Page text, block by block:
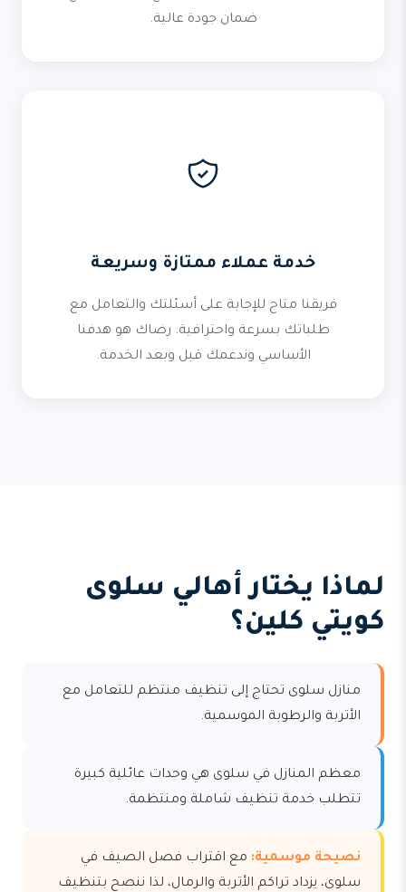
ضمان جودة عالية.
خدمة عملاء ممتازة وسريعة
فريقنا متاح للإجابة على أسئلتك والتعامل مع
طلباتك بسرعة واحترافية. رضاك هو هدفنا
الأساسي وندعمك قبل وبعد الخدمة.
لماذا يختار أهالي سلوى
كويتي كلين؟
منازل سلوى تحتاج إلى تنظيف منتظم للتعامل مع
الأتربة والرطوبة الموسمية.
معظم المنازل في سلوى هي وحدات عائلية كبيرة
تتطلب خدمة تنظيف شاملة ومنتظمة.
نصيحة موسمية: مع اقتراب فصل الصيف في
سلوى، يزداد تراكم الأتربة والرمال، لذا ننصح بتنظيف